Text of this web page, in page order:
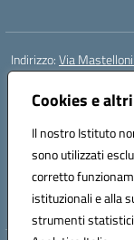
Cookies e
Il nostro Istituto
sono utilizzati
corretto
istituzionali e alla
strumenti statistici
Indirizzo:Via
Centralino:
Posta elettronica
Codice fiscale:
Codice
Codice Indice delle
Codice unico di